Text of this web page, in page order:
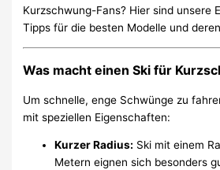
Kurzschwung-Fans? Hier sind unsere
Tipps für die besten Modelle und
Was macht einen Ski für
Um schnelle, enge Schwünge zu
mit speziellen Eigenschaften:
Kurzer Radius: Ski mit einem
Metern eignen sich besonders